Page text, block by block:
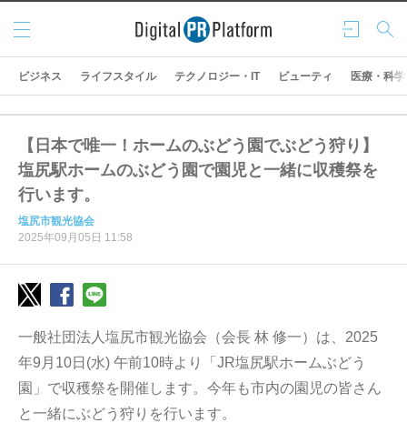
ログ
イン
検索
メニ
ュー
ビジネス ライフスタイル テクノロジー・IT ビューティ 医療・科学
【日本で唯一！ホームのぶどう園でぶどう狩り】
塩尻駅ホームのぶどう園で園児と一緒に収穫祭を
行います。
塩尻市観光協会
2025年09月05日 11:58
一般社団法人塩尻市観光協会（会長 林 修一）は、2025
年9月10日(水) 午前10時より「JR塩尻駅ホームぶどう
園」で収穫祭を開催します。今年も市内の園児の皆さん
と一緒にぶどう狩りを行います。